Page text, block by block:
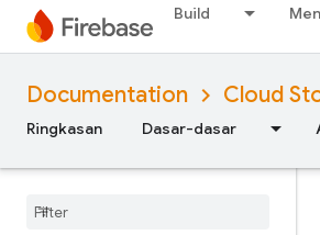
Build
Documentation Cloud
Ringkasan Dasar-dasar